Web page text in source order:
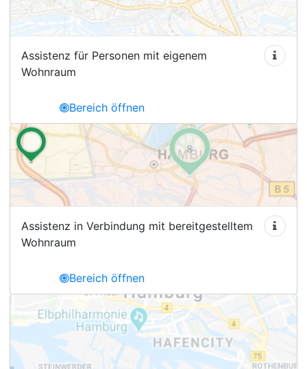
Assistenz für Personen mit eigenem
Wohnraum
Bereich öffnen
Assistenz in Verbindung mit bereitgestelltem
Wohnraum
Bereich öffnen